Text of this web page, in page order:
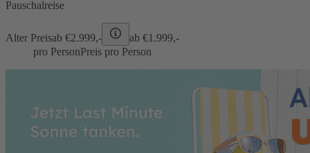
Pauschalreise
Alter Preisab €2.999,- ab €1.999,-
pro PersonPreis pro Person